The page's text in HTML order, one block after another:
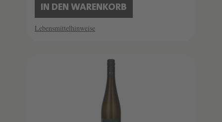
IN DEN WARENKORB
Lebensmittelhinweise